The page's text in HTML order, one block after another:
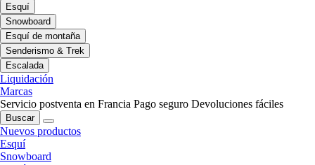
Esquí
Snowboard
Esquí de montaña
Senderismo & Trek
Escalada
Liquidación
Marcas
Servicio postventa en Francia Pago seguro Devoluciones fáciles
Buscar
Nuevos productos
Esquí
Snowboard